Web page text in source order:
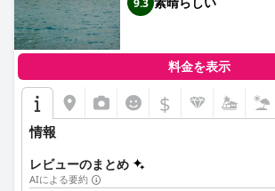
料金を表示
$
情報
レビューのまとめ
AIによる要約